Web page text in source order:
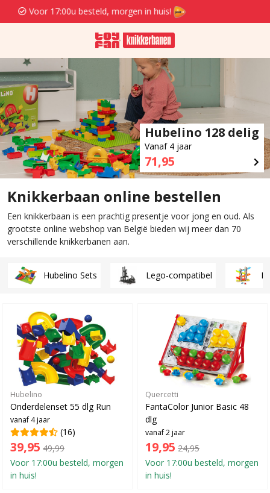
Gratis verzenden en retourneren va. 29,95
Hubelino 128 delig
Vanaf 4 jaar
71,95
Knikkerbaan online bestellen
Een knikkerbaan is een prachtig presentje voor jong en oud. Als
grootste online webshop van België bieden wij meer dan 70
verschillende knikkerbanen aan.
Hubelino Sets Lego-compatibel
Hubelino
Onderdelenset 55 dlg Run
vanaf 4 jaar
(16)
39,95 49,99
Voor 17:00u besteld, morgen
in huis!
Quercetti
FantaColor Junior Basic 48
dlg
vanaf 2 jaar
19,95 24,95
Voor 17:00u besteld, morgen
in huis!